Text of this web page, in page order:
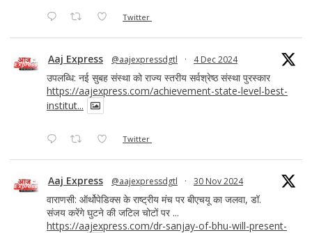
Twitter
Aaj Express @aajexpressdgtl · 4 Dec 2024
उपलब्धि: नई सुबह संस्था को राज्य स्तरीय सर्वश्रेष्ठ संस्था पुरस्कार
https://aajexpress.com/achievement-state-level-best-
institut...
Twitter
Aaj Express @aajexpressdgtl · 30 Nov 2024
वाराणसी: ऑर्थोपेडिक्स के राष्ट्रीय मंच पर बीएचयू का जलवा, डॉ.
संजय करेंगे घुटने की जटिल चोटों पर ...
https://aajexpress.com/dr-sanjay-of-bhu-will-present-